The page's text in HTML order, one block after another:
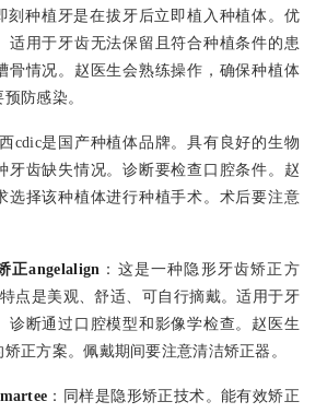
刻种植牙是在拔牙后立即植入种植体。优
适用于牙齿无法保留且符合种植条件的患
骨情况。赵医生会熟练操作，确保种植体
防感染。
西cdic是国产种植体品牌。具有良好的生物
牙齿缺失情况。诊断要检查口腔条件。赵
选择该种植体进行种植手术。术后要注意
正angelalign ：这是一种隐形牙齿矫正方
点是美观、舒适、可自行摘戴。适用于牙
诊断通过口腔模型和影像学检查。赵医生
正方案。佩戴期间要注意清洁矫正器。
：同样是隐形矫正技术。能有效矫正